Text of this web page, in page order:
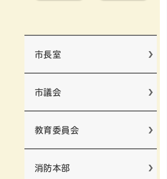
市長室
市議会
教育委員会
消防本部